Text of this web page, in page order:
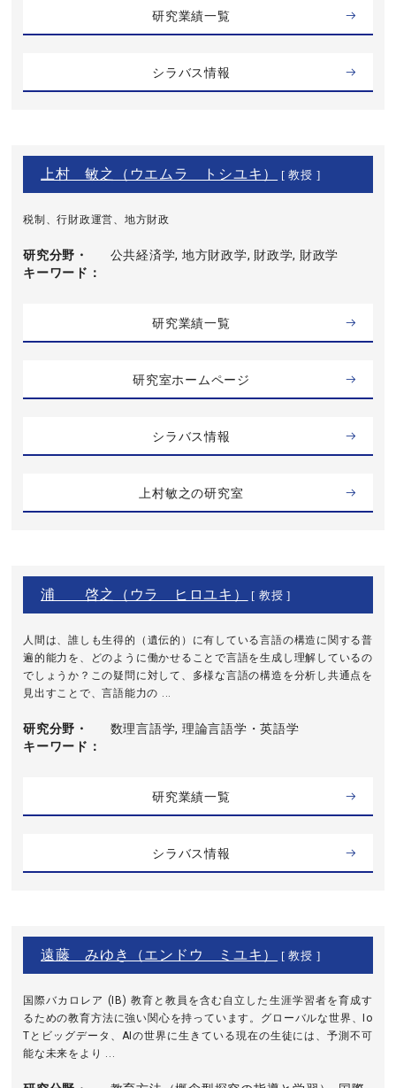
研究業績一覧
シラバス情報
上村 敏之（ウエムラ トシユキ） [ 教授 ]
税制、行財政運営、地方財政
研究分野・
キーワード
公共経済学, 地方財政学, 財政学, 財政学
研究業績一覧
研究室ホームページ
シラバス情報
上村敏之の研究室
浦 啓之（ウラ ヒロユキ） [ 教授 ]
人間は、誰しも生得的（遺伝的）に有している言語の構造に関する普
遍的能力を、どのように働かせることで言語を生成し理解しているの
でしょうか？この疑問に対して、多様な言語の構造を分析し共通点を
見出すことで、言語能力の ...
研究分野・
キーワード
数理言語学, 理論言語学・英語学
研究業績一覧
シラバス情報
遠藤 みゆき（エンドウ ミユキ） [ 教授 ]
国際バカロレア (IB) 教育と教員を含む自立した生涯学習者を育成す
るための教育方法に強い関心を持っています。グローバルな世界、Io
Tとビッグデータ、AIの世界に生きている現在の生徒には、予測不可
能な未来をより ...